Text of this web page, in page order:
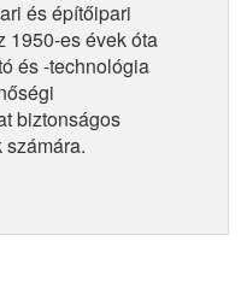
és építőipari
1950-es évek óta
és -technológia
biztonságos